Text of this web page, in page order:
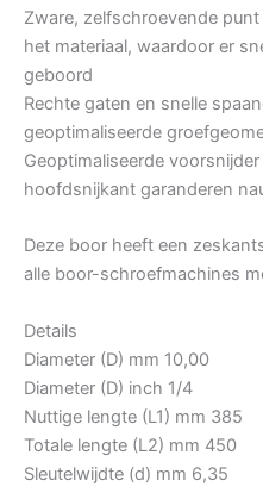
Zware, zelfschroevende
het materiaal, waardoor er
geboord
Rechte gaten en snelle
geoptimaliseerde
Geoptimaliseerde
hoofdsnijkant garanderen
Deze boor heeft een
alle boor-schroefmachines
Details
Diameter (D) mm 10,00
Diameter (D) inch 1/4
Nuttige lengte (L1) mm 385
Totale lengte (L2) mm 450
Sleutelwijdte (d) mm 6,35